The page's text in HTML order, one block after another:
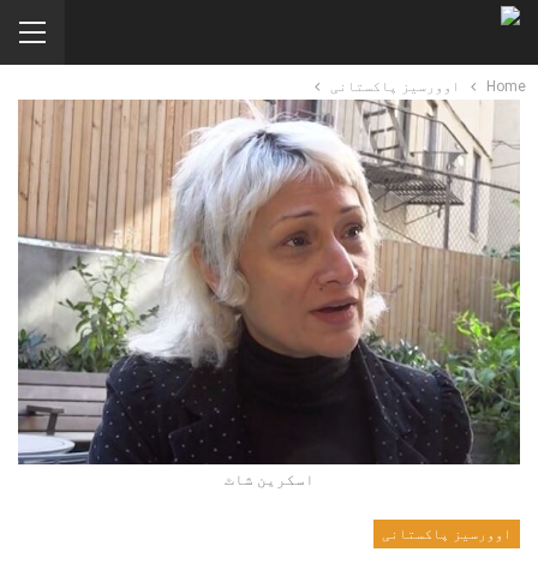
Home اوورسیز پاکستانی
اسکرین شاٹ
اوورسیز پاکستانی